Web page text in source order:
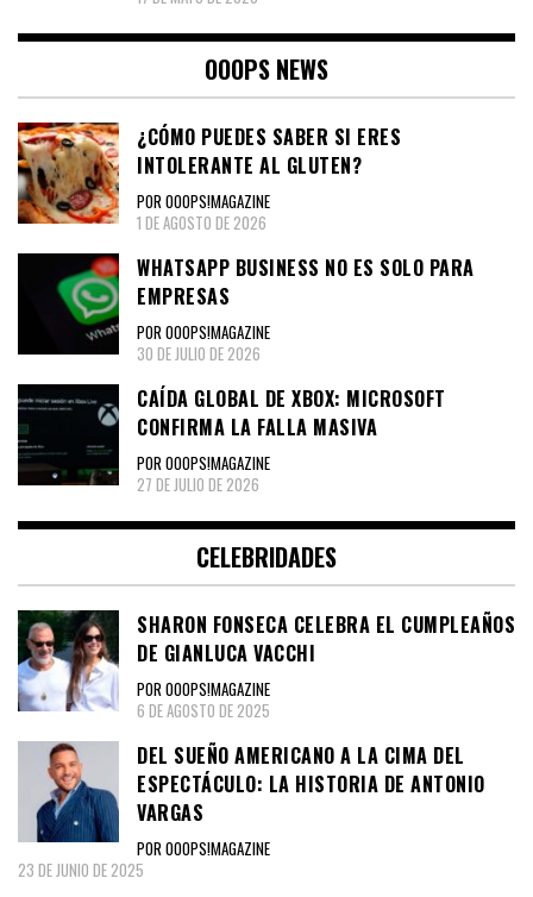
OOOPS NEWS
¿CÓMO PUEDES SABER SI ERES
INTOLERANTE AL GLUTEN?
POR OOOPS!MAGAZINE
1 DE AGOSTO DE 2026
WHATSAPP BUSINESS NO ES SOLO PARA
EMPRESAS
POR OOOPS!MAGAZINE
30 DE JULIO DE 2026
CAÍDA GLOBAL DE XBOX: MICROSOFT
CONFIRMA LA FALLA MASIVA
POR OOOPS!MAGAZINE
27 DE JULIO DE 2026
CELEBRIDADES
SHARON FONSECA CELEBRA EL CUMPLEAÑOS
DE GIANLUCA VACCHI
POR OOOPS!MAGAZINE
6 DE AGOSTO DE 2025
DEL SUEÑO AMERICANO A LA CIMA DEL
ESPECTÁCULO: LA HISTORIA DE ANTONIO
VARGAS
POR OOOPS!MAGAZINE
23 DE JUNIO DE 2025